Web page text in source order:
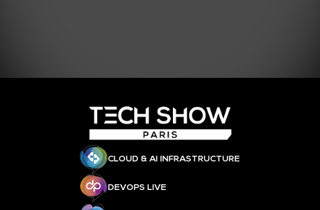
CLOUD & AI INFRASTRUCTURE
DEVOPS LIVE